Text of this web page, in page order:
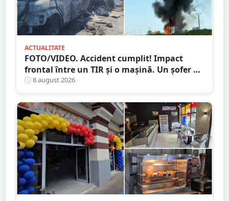
ACTUALITATE
FOTO/VIDEO. Accident cumplit! Impact
frontal între un TIR și o mașină. Un șofer a
murit carbonizat
8 august 2026